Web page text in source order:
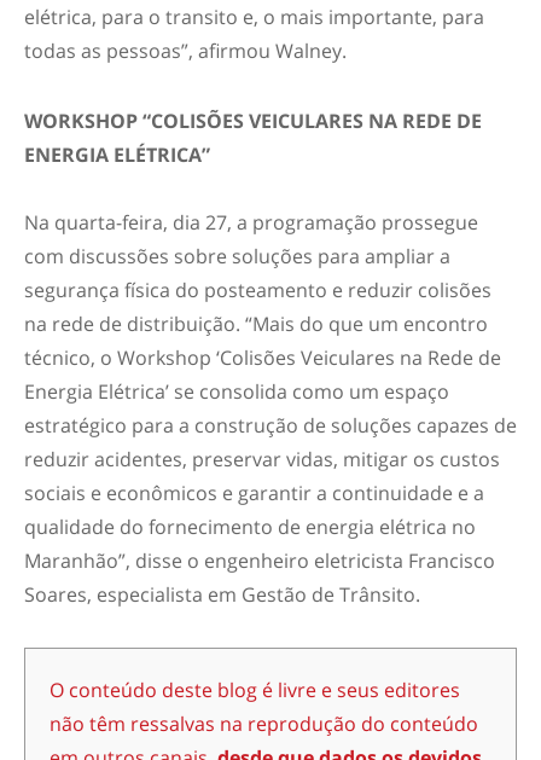
elétrica, para o transito e, o mais importante, para
todas as pessoas”, afirmou Walney.
WORKSHOP “COLISÕES VEICULARES NA REDE DE
ENERGIA ELÉTRICA”
Na quarta-feira, dia 27, a programação prossegue
com discussões sobre soluções para ampliar a
segurança física do posteamento e reduzir colisões
na rede de distribuição. “Mais do que um encontro
técnico, o Workshop ‘Colisões Veiculares na Rede de
Energia Elétrica’ se consolida como um espaço
estratégico para a construção de soluções capazes de
reduzir acidentes, preservar vidas, mitigar os custos
sociais e econômicos e garantir a continuidade e a
qualidade do fornecimento de energia elétrica no
Maranhão”, disse o engenheiro eletricista Francisco
Soares, especialista em Gestão de Trânsito.
O conteúdo deste blog é livre e seus editores
não têm ressalvas na reprodução do conteúdo